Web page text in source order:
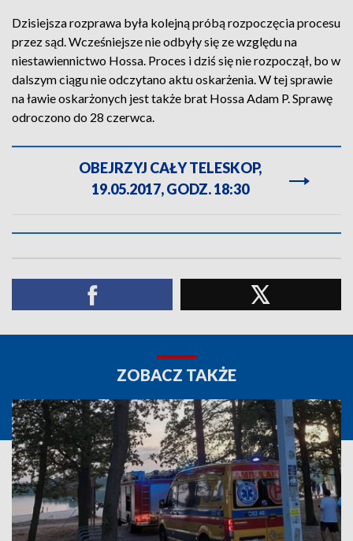
Dzisiejsza rozprawa była kolejną próbą rozpoczęcia procesu
przez sąd. Wcześniejsze nie odbyły się ze względu na
niestawiennictwo Hossa. Proces i dziś się nie rozpoczął, bo w
dalszym ciągu nie odczytano aktu oskarżenia. W tej sprawie
na ławie oskarżonych jest także brat Hossa Adam P. Sprawę
odroczono do 28 czerwca.
OBEJRZYJ CAŁY TELESKOP,
19.05.2017, GODZ. 18:30
ZOBACZ TAKŻE